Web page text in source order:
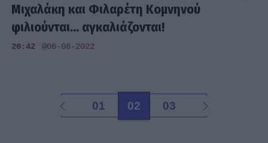
Μιχαλάκη και Φιλαρέτη Κομνηνού
φιλιούνται... αγκαλιάζονται!
20:42 @06-08-2022
01 02 03